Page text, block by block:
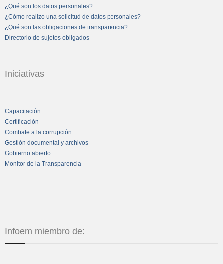
¿Qué son los datos personales?
¿Cómo realizo una solicitud de datos personales?
¿Qué son las obligaciones de transparencia?
Directorio de sujetos obligados
Iniciativas
Capacitación
Certificación
Combate a la corrupción
Gestión documental y archivos
Gobierno abierto
Monitor de la Transparencia
Infoem miembro de: